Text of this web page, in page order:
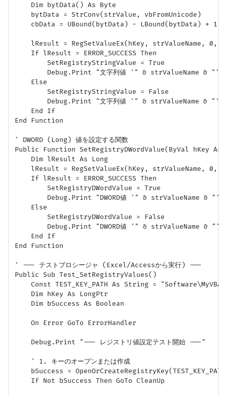
    Dim bytData() As Byte
    bytData = StrConv(strValue, vbFromUnicode)
cbData = UBound(bytData) - LBound(bytData) + 1 +
lResult = RegSetValueEx(hKey, strValueName, 0,
    If lResult = ERROR_SUCCESS Then
        SetRegistryStringValue = True
Debug.Print "文字列値 '" & strValueName & "'
    Else
        SetRegistryStringValue = False
Debug.Print "文字列値 '" & strValueName & "'
    End If
End Function
' DWORD (Long) 値を設定する関数
Public Function SetRegistryDWordValue(ByVal hKey
    Dim lResult As Long
lResult = RegSetValueEx(hKey, strValueName, 0,
    If lResult = ERROR_SUCCESS Then
        SetRegistryDWordValue = True
Debug.Print "DWORD値 '" & strValueName & "'
    Else
        SetRegistryDWordValue = False
Debug.Print "DWORD値 '" & strValueName & "' の
    End If
End Function
' --- テストプロシージャ (Excel/Accessから実行) ---
Public Sub Test_SetRegistryValues()
Const TEST_KEY_PATH As String =
    Dim hKey As LongPtr
    Dim bSuccess As Boolean
    On Error GoTo ErrorHandler
    Debug.Print "--- レジストリ値設定テスト開始 ---"
    ' 1. キーのオープンまたは作成
bSuccess =
    If Not bSuccess Then GoTo CleanUp